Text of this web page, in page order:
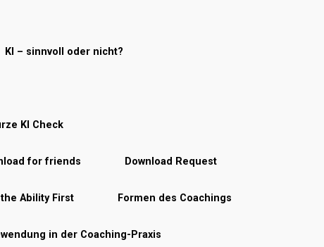
KI – sinnvoll oder nicht?
KI Check
for friends Download Request
Ability First Formen des Coachings
in der Coaching-Praxis